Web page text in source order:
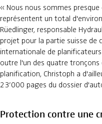
« Nous nous sommes
représentent un total
Rüedlinger, responsable
projet pour la partie suisse de
internationale de
outre l'un des quatre tronçons
planification, Christoph a
23’000 pages du dossier
Protection contre une